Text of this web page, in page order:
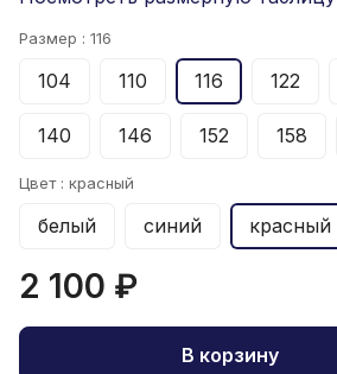
Размер : 116
104 110 116 122
140 146 152 158
Цвет : красный
белый синий красный
2 100 ₽
В корзину